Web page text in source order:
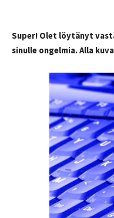
Super! Olet löytänyt
sinulle ongelmia. Alla